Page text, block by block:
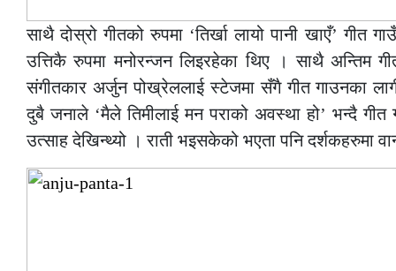
साथै दोस्रो गीतको रुपमा ‘तिर्खा लायो पानी खाएँ’ गीत
उत्तिकै रुपमा मनोरन्जन लिइरहेका थिए । साथै अन्तिम
संगीतकार अर्जुन पोख्रेललाई स्टेजमा सँगै गीत गाउनका
दुबै जनाले ‘मैले तिमीलाई मन पराको अवस्था हो’ भन्दै
उत्साह देखिन्थ्यो । राती भइसकेको भएता पनि दर्शकहरुमा